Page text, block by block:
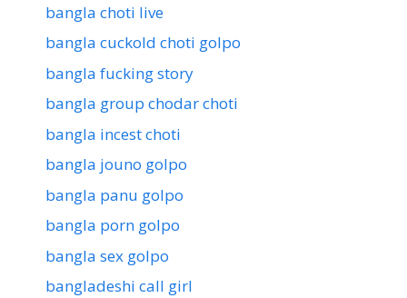
bangla choti live
bangla cuckold choti golpo
bangla fucking story
bangla group chodar choti
bangla incest choti
bangla jouno golpo
bangla panu golpo
bangla porn golpo
bangla sex golpo
bangladeshi call girl